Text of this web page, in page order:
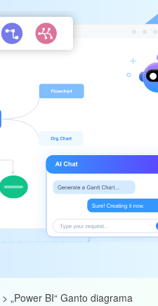
> „Power BI“ Ganto diagrama